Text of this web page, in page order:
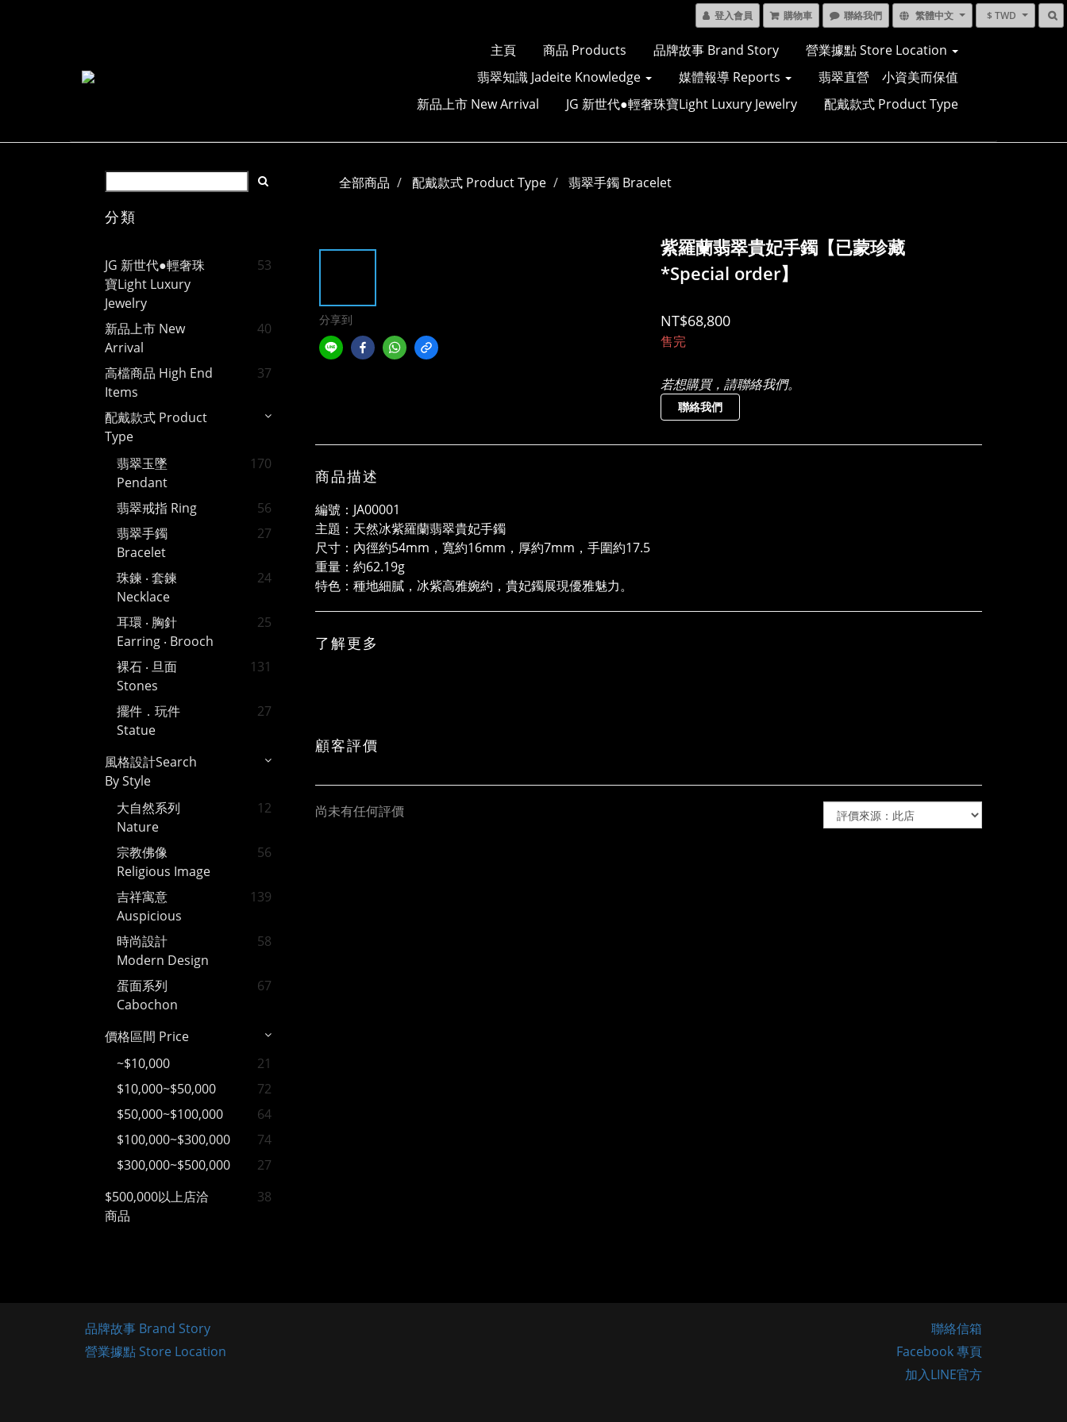
登入會員 購物車 聯絡我們 繁體中文 $ TWD
主頁 商品 Products 品牌故事 Brand Story
營業據點 Store Location
翡翠知識 Jadeite Knowledge
媒體報導 Reports
翡翠直營 小資美而保值
新品上市 New Arrival
JG 新世代●輕奢珠寶Light Luxury Jewelry 配戴款式 Product Type
分類
JG 新世代●輕奢珠
寶Light Luxury
Jewelry
53
新品上市 New
Arrival
40
高檔商品 High End
Items
37
配戴款式 Product
Type
翡翠玉墜
Pendant
170
翡翠戒指 Ring
56
翡翠手鐲
Bracelet
27
珠鍊 ‧ 套鍊
Necklace
24
耳環 ‧ 胸針
Earring ‧ Brooch
25
裸石 ‧ 旦面
Stones
131
擺件．玩件
Statue
27
風格設計Search
By Style
大自然系列
Nature
12
宗教佛像
Religious Image
56
吉祥寓意
Auspicious
139
時尚設計
Modern Design
58
蛋面系列
Cabochon
67
價格區間 Price
~$10,000
21
$10,000~$50,000
72
$50,000~$100,000
64
$100,000~$300,000
74
$300,000~$500,000
27
$500,000以上店洽
商品
38
全部商品 配戴款式 Product Type 翡翠手鐲 Bracelet
分享到
紫羅蘭翡翠貴妃手鐲【已蒙珍藏
*Special order】
NT$68,800
售完
若想購買，請聯絡我們。
聯絡我們
商品描述
編號：JA00001
主題：天然冰紫羅蘭翡翠貴妃手鐲
尺寸：內徑約54mm，寬約16mm，厚約7mm，手圍約17.5
重量：約62.19g
特色：種地細膩，冰紫高雅婉約，貴妃鐲展現優雅魅力。
了解更多
顧客評價
尚未有任何評價
品牌故事 Brand Story
營業據點 Store Location
聯絡信箱
Facebook 專頁
加入LINE官方